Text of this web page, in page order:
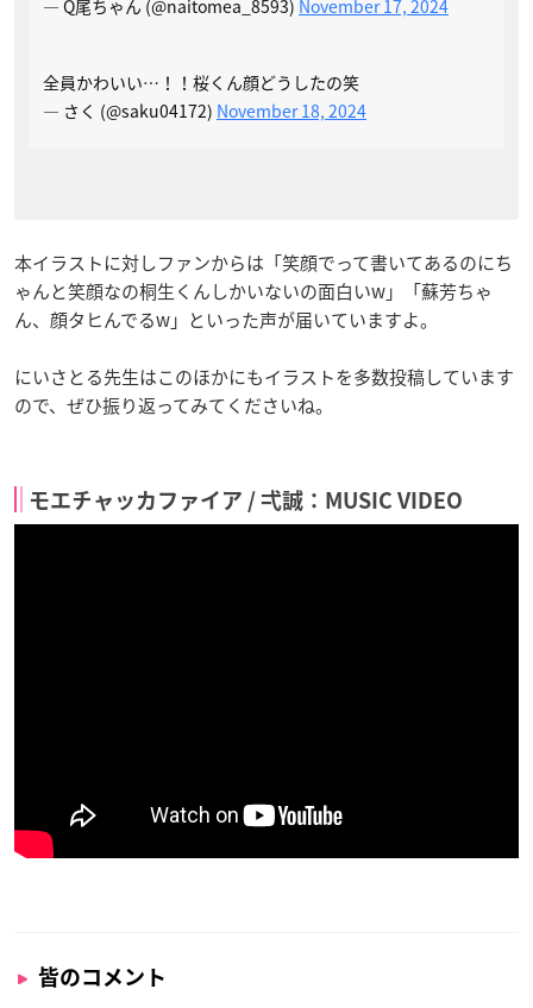
— Q尾ちゃん (@naitomea_8593) November 17, 2024
全員かわいい…！！桜くん顔どうしたの笑
— さく (@saku04172) November 18, 2024
本イラストに対しファンからは「笑顔でって書いてあるのにち
ゃんと笑顔なの桐生くんしかいないの面白いw」「蘇芳ちゃ
ん、顔タヒんでるw」といった声が届いていますよ。
にいさとる先生はこのほかにもイラストを多数投稿しています
ので、ぜひ振り返ってみてくださいね。
モエチャッカファイア / 弌誠：MUSIC VIDEO
皆のコメント